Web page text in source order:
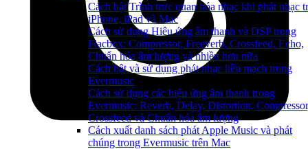
Cách bật Trình trực quan hóa nhạc khi phát nhạc
iPhone, iPad và Mac
Cách sử dụng Hiệu ứng âm thanh và DSP trong
Flacbox: Compressor, Freeverb, Crossfeed, Echo,
Chuẩn hóa âm lượng và nhiều hơn nữa
Cách bật và sử dụng phát nhạc liền mạch trong
Evermusic
Cách sử dụng các hiệu ứng âm thanh trong
Evermusic: Reverb, Delay, Distortion,
Crossfeed và Chuẩn hóa âm lượng
Cách xuất danh sách phát Apple Music và phát
chúng trong Evermusic trên Mac